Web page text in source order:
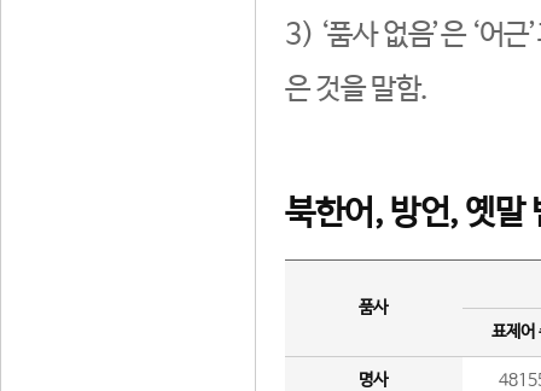
3) ‘품사 없음’은 ‘어
은 것을 말함.
북한어, 방언, 옛말
품사
표제어
명사